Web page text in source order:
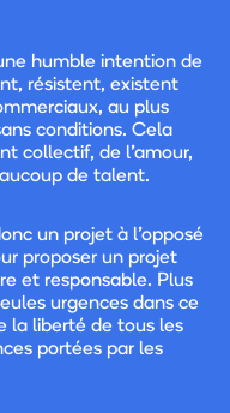
humble intention de
résistent, existent
au plus
conditions. Cela
collectif, de l’amour,
de talent.
un projet à l’opposé
proposer un projet
et responsable. Plus
urgences dans ce
la liberté de tous les
portées par les